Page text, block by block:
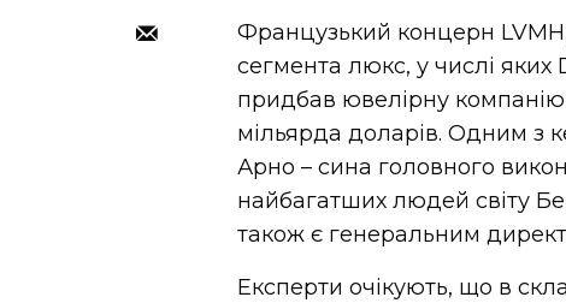
Французький концерн
сегмента люкс, у числі
придбав ювелірну
мільярда доларів. Одним з
Арно – сина головного
найбагатших людей світу
також є генеральним
Експерти очікують, що в